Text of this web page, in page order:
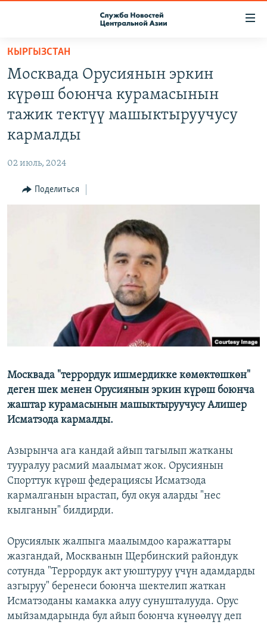
Вернуться
основному
содержанию
Вернутся
главной
Вернутся
поиску
ПОДПИСКА
КОНТАКТЫ
МИГРАНТ МЕДИА
КЫРГЫЗСТАН
Москвада Орусиянын эркин
күрөш боюнча курамасынын
тажик тектүү машыктыруучусу
кармалды
02 июль, 2024
Поделиться
Москвада "террордук ишмердикке көмөктөшкөн"
деген шек менен Орусиянын эркин күрөш боюнча
жаштар курамасынын машыктыруучусу Алишер
Исматзода кармалды.
Азырынча ага кандай айып тагылып жатканы
тууралуу расмий маалымат жок. Орусиянын
Спорттук күрөш федерациясы Исматзода
кармалганын ырастап, бул окуя аларды "нес
кылганын" билдирди.
Орусиялык жалпыга маалымдоо каражаттары
жазгандай, Москванын Щербинский райондук
сотунда "Террордук акт уюштуруу үчүн адамдарды
азгыруу" беренеси боюнча шектелип жаткан
Исматзоданы камакка алуу сунушталууда. Орус
мыйзамдарында бул айып боюнча күнөөлүү деп